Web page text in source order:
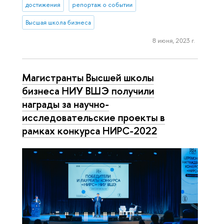
достижения репортаж о событии
Высшая школа бизнеса
8 июня, 2023 г.
Магистранты Высшей школы
бизнеса НИУ ВШЭ получили
награды за научно-
исследовательские проекты в
рамках конкурса НИРС-2022